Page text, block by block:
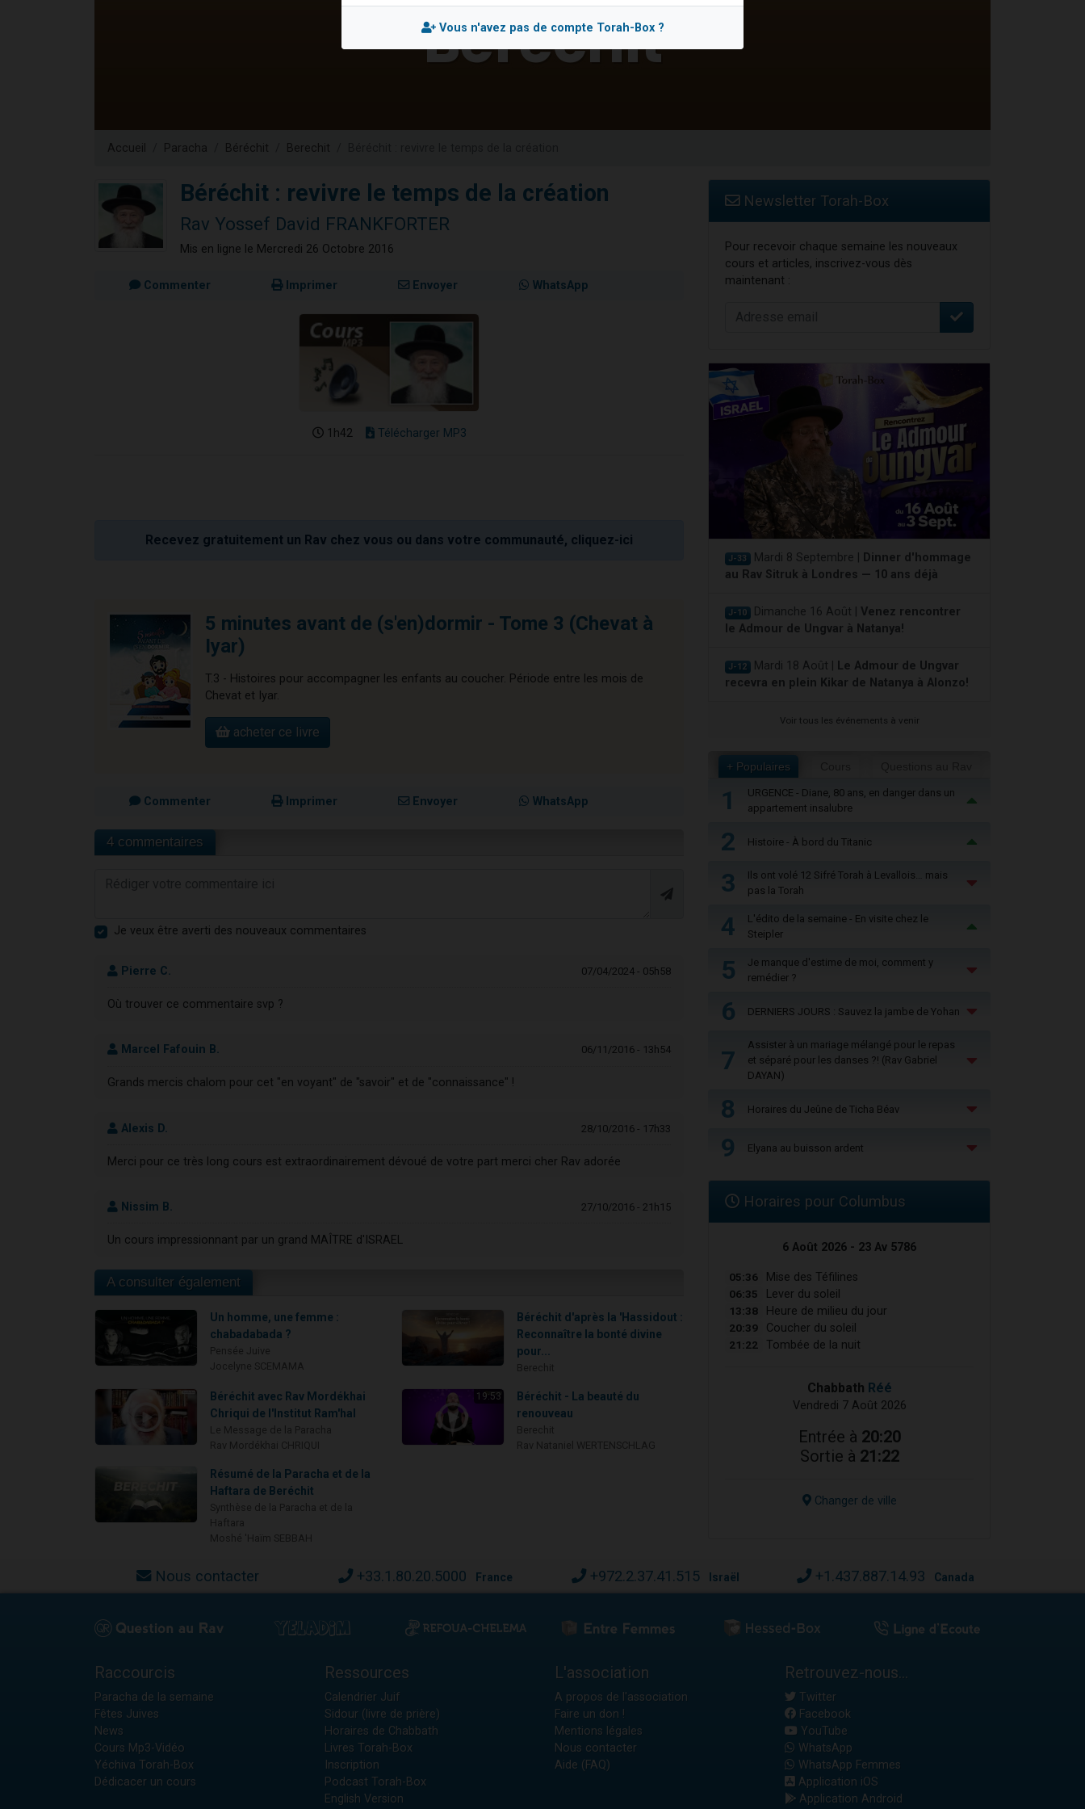
Ariel vient de donner son Maasser
Accueil Paracha Béréchit Berechit
Béréchit : revivre le temps de la création
Rav Yossef David FRANKFORTER
Mis en ligne le Mercredi 26 Octobre 2016
Commenter Imprimer Envoyer WhatsApp
1h42 Télécharger MP3
Recevez gratuitement un Rav chez vous ou dans votre communauté, cliquez-ici
5 minutes avant de (s'en)dormir - Tome 3 (Chevat à
Iyar)
T.3 - Histoires pour accompagner les enfants au coucher. Période entre les mois de
Chevat et Iyar.
acheter ce livre
Commenter Imprimer Envoyer WhatsApp
4 commentaires
Je veux être averti des nouveaux commentaires
Pierre C. 07/04/2024 - 05h58
Où trouver ce commentaire svp ?
Marcel Fafouin B. 06/11/2016 - 13h54
Grands mercis chalom pour cet "en voyant" de "savoir" et de "connaissance" !
Alexis D. 28/10/2016 - 17h33
Merci pour ce très long cours est extraordinairement dévoué de votre part merci cher Rav adorée
Nissim B. 27/10/2016 - 21h15
Un cours impressionnant par un grand MAÎTRE d'ISRAEL
A consulter également
Un homme, une femme :
chabadabada ?
Béréchit d'après la 'Hassidout :
Reconnaître la bonté divine
pour...
Béréchit avec Rav Mordékhai
Chriqui de l'Institut Ram'hal
19:53
Béréchit - La beauté du
renouveau
Résumé de la Paracha et de la
Haftara de Beréchit
Newsletter Torah-Box
Pour recevoir chaque semaine les nouveaux
cours et articles, inscrivez-vous dès
maintenant :
J-33 Mardi 8 Septembre |
Dinner d'hommage
au Rav Sitruk à Londres — 10 ans déjà
J-10 Dimanche 16 Août | Venez rencontrer
le Admour de Ungvar à Natanya!
J-12 Mardi 18 Août |
Le Admour de Ungvar
recevra en plein Kikar de Natanya à Alonzo!
Voir tous les événements à venir
+ Populaires
1
URGENCE - Diane, 80 ans, en danger dans un
appartement insalubre
2 Histoire - À bord du Titanic
3
Ils ont volé 12 Sifré Torah à Levallois… mais
pas la Torah
4
L'édito de la semaine - En visite chez le
Steipler
5
Je manque d'estime de moi, comment y
remédier ?
6 DERNIERS JOURS : Sauvez la jambe de Yohan
7
Assister à un mariage mélangé pour le repas
et séparé pour les danses ?! (Rav Gabriel
DAYAN)
8 Horaires du Jeûne de Ticha Béav
9 Elyana au buisson ardent
Horaires pour Columbus
6 Août 2026 - 23 Av 5786
05:36 Mise des Téfilines
06:35 Lever du soleil
13:38 Heure de milieu du jour
20:39 Coucher du soleil
21:22 Tombée de la nuit
Chabbath Réé
Vendredi 7 Août 2026
Entrée à 20:20
Sortie à 21:22
Changer de ville
Nous contacter +33.1.80.20.5000 France +972.2.37.41.515 Israël +1.437.887.14.93 Canada
Raccourcis
Paracha de la semaine
Fêtes Juives
News
Cours Mp3-Vidéo
Yéchiva Torah-Box
Dédicacer un cours
Ressources
Calendrier Juif
Sidour (livre de prière)
Horaires de Chabbath
Livres Torah-Box
Inscription
Podcast Torah-Box
English Version
L'association
A propos de l'association
Faire un don !
Mentions légales
Nous contacter
Aide (FAQ)
Retrouvez-nous...
Twitter
Facebook
YouTube
WhatsApp
WhatsApp Femmes
Application iOS
Application Android
Vous n'avez pas de compte Torah-Box ?